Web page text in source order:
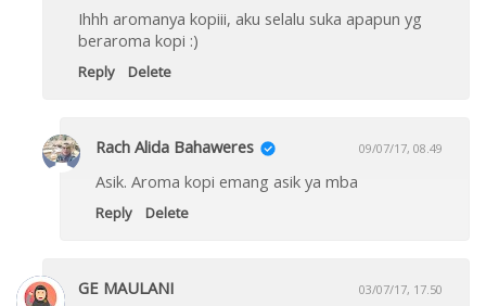
Ihhh aromanya kopiii, aku selalu suka apapun yg
beraroma kopi :)
Reply Delete
Rach Alida Bahaweres 09/07/17, 08.49
Asik. Aroma kopi emang asik ya mba
Reply Delete
GE MAULANI 03/07/17, 17.50